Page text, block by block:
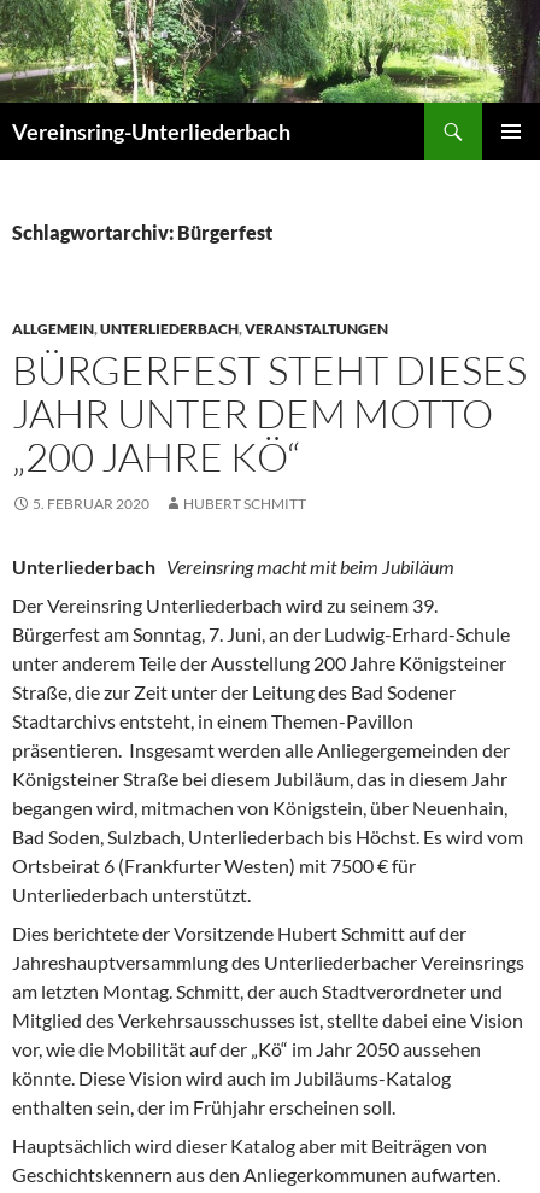
Zum
Inhalt
springen
Vereinsring-Unterliederbach
Schlagwortarchiv: Bürgerfest
ALLGEMEIN,UNTERLIEDERBACH,VERANSTALTUNGEN
BÜRGERFEST STEHT DIESES
JAHR UNTER DEM MOTTO
„200 JAHRE KÖ“
5. FEBRUAR 2020 HUBERT SCHMITT
Unterliederbach Vereinsring macht mit beim Jubiläum
Der Vereinsring Unterliederbach wird zu seinem 39.
Bürgerfest am Sonntag, 7. Juni, an der Ludwig-Erhard-Schule
unter anderem Teile der Ausstellung 200 Jahre Königsteiner
Straße, die zur Zeit unter der Leitung des Bad Sodener
Stadtarchivs entsteht, in einem Themen-Pavillon
präsentieren. Insgesamt werden alle Anliegergemeinden der
Königsteiner Straße bei diesem Jubiläum, das in diesem Jahr
begangen wird, mitmachen von Königstein, über Neuenhain,
Bad Soden, Sulzbach, Unterliederbach bis Höchst. Es wird vom
Ortsbeirat 6 (Frankfurter Westen) mit 7500 € für
Unterliederbach unterstützt.
Dies berichtete der Vorsitzende Hubert Schmitt auf der
Jahreshauptversammlung des Unterliederbacher Vereinsrings
am letzten Montag. Schmitt, der auch Stadtverordneter und
Mitglied des Verkehrsausschusses ist, stellte dabei eine Vision
vor, wie die Mobilität auf der „Kö“ im Jahr 2050 aussehen
könnte. Diese Vision wird auch im Jubiläums-Katalog
enthalten sein, der im Frühjahr erscheinen soll.
Hauptsächlich wird dieser Katalog aber mit Beiträgen von
Geschichtskennern aus den Anliegerkommunen aufwarten.